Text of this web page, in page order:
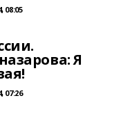
08:05
Я
07:26